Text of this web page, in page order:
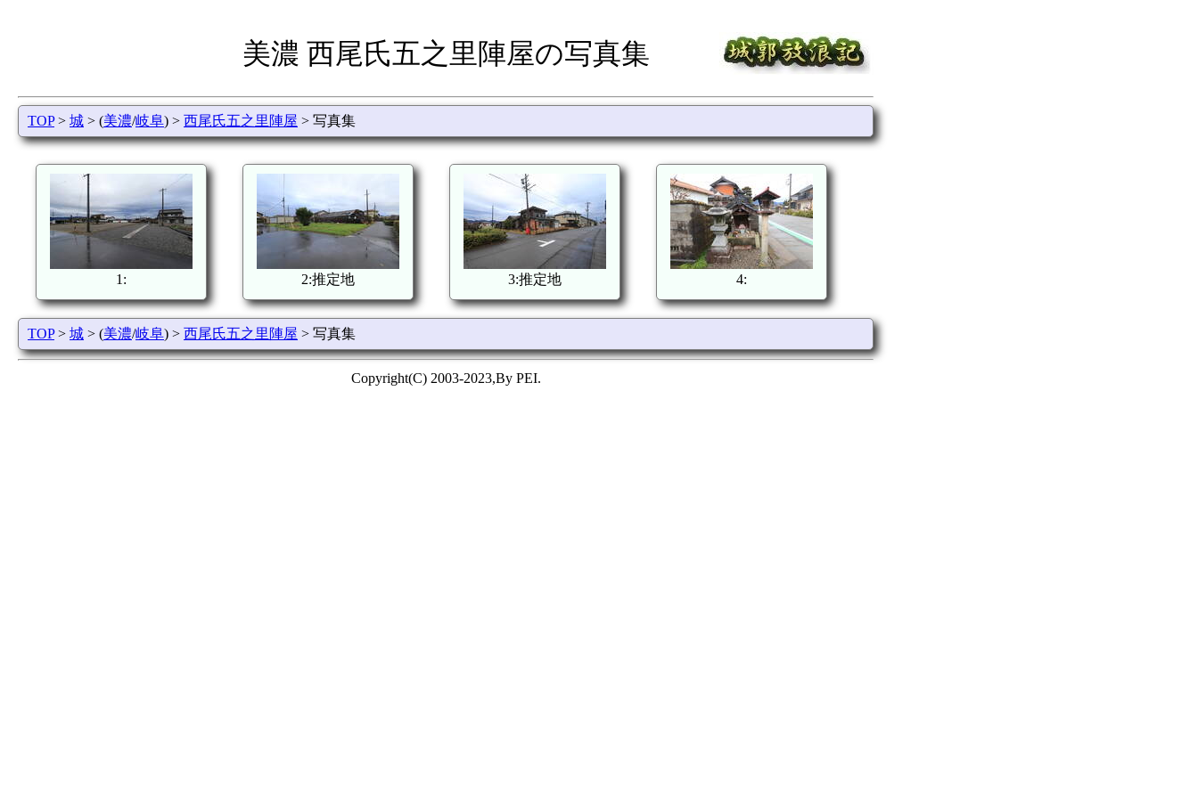
美濃 西尾氏五之里陣屋の写真集
TOP> 城 > (美濃/岐阜) > 西尾氏五之里陣屋 > 写真集
1: 2:推定地 3:推定地 4:
TOP> 城 > (美濃/岐阜) > 西尾氏五之里陣屋 > 写真集
Copyright(C) 2003-2023,By PEI.